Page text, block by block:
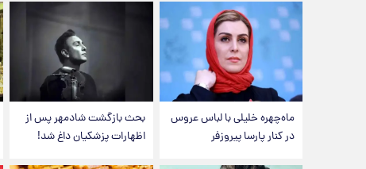
ماه‌چهره خلیلی با لباس عروس
در کنار پارسا پیروزفر
بحث بازگشت شادمهر پس از
اظهارات پزشکیان داغ شد!